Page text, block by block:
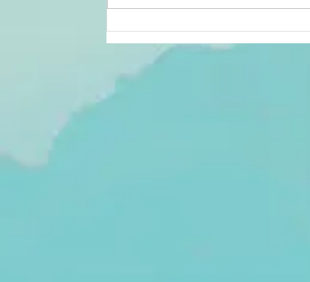
Le crépuscule
d'un pouvoir :
lorsque la
perte de